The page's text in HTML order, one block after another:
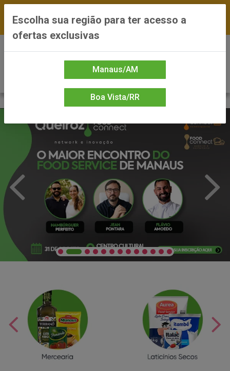
*Preços exclusivos do site — Entrega em até 24h
Escolha sua região para ter acesso a
ofertas exclusivas
Manaus/AM
Boa Vista/RR